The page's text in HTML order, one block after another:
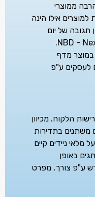
ממוצרי
אילו הינה
תגובה של יום
עסקים אחד, NBD – Next Business Day.
במוצר מדף
לעסקים ע"פ
הלקוח. מכיוון
משתנים בתדירות
מלאי ניידים קיים
באופן
ע"פ צורך, מפרט